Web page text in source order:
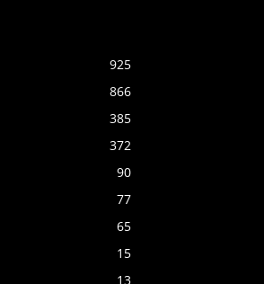
925
866
385
372
90
77
65
15
13